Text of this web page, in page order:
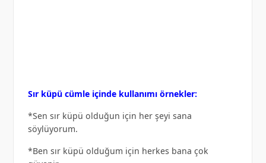
Sır küpü cümle içinde kullanımı örnekler:
*Sen sır küpü olduğun için her şeyi sana
söylüyorum.
*Ben sır küpü olduğum için herkes bana çok